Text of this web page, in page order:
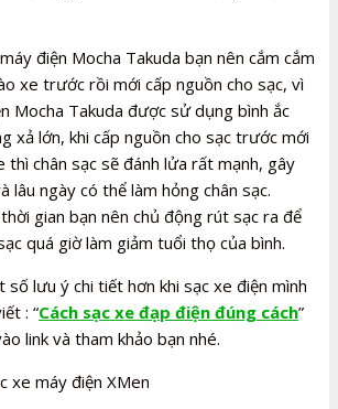
điện Mocha Takuda bạn nên cắm cắm
xe trước rồi mới cấp nguồn cho sạc, vì
Mocha Takuda được sử dụng bình ắc
xả lớn, khi cấp nguồn cho sạc trước mới
thì chân sạc sẽ đánh lửa rất mạnh, gây
lâu ngày có thể làm hỏng chân sạc.
gian bạn nên chủ động rút sạc ra để
quá giờ làm giảm tuổi thọ của bình.
số lưu ý chi tiết hơn khi sạc xe điện mình
: “Cách sạc xe đạp điện đúng cách”
link và tham khảo bạn nhé.